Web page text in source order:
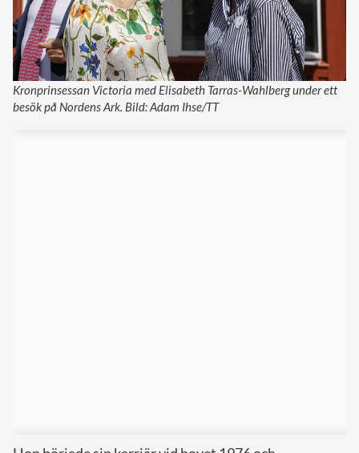
Kronprinsessan Victoria med Elisabeth Tarras-Wahlberg under ett
besök på Nordens Ark. Bild: Adam Ihse/TT